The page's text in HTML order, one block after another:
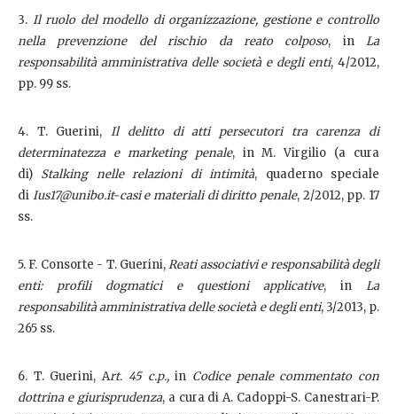
3. Il ruolo del modello di organizzazione, gestione e controllo
nella prevenzione del rischio da reato colposo, in La
responsabilità amministrativa delle società e degli enti, 4/2012,
pp. 99 ss.
4. T. Guerini,Il delitto di atti persecutori tra carenza di
determinatezza e marketing penale, in M. Virgilio (a cura
di) Stalking nelle relazioni di intimità, quaderno speciale
di Ius17@unibo.it-casi e materiali di diritto penale, 2/2012, pp. 17
ss.
5. F. Consorte - T. Guerini,Reati associativi e responsabilità degli
enti: profili dogmatici e questioni applicative, in La
responsabilità amministrativa delle società e degli enti, 3/2013, p.
265 ss.
6. T. Guerini, Art. 45 c.p.,in Codice penale commentato con
dottrina e giurisprudenza, a cura di A. Cadoppi-S. Canestrari-P.